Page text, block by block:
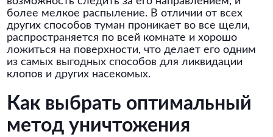
более мелкое распыление. В отличии от всех
других способов туман проникает во все щели,
распространяется по всей комнате и хорошо
ложиться на поверхности, что делает его одним
из самых выгодных способов для ликвидации
клопов и других насекомых.
Как выбрать оптимальный
метод уничтожения